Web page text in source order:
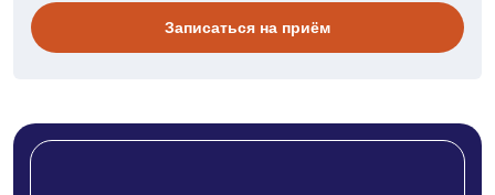
Записаться на приём